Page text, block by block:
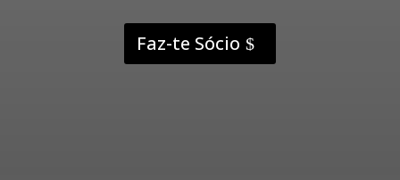
Faz-te Sócio